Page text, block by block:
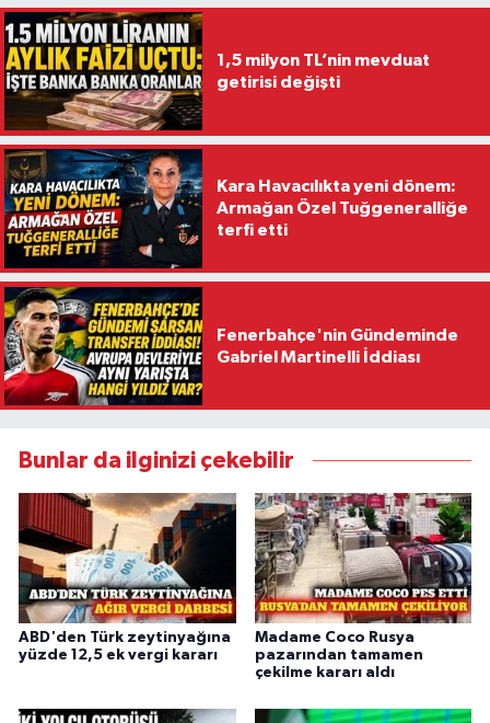
1,5 milyon TL’nin mevduat
getirisi değişti
Kara Havacılıkta yeni dönem:
Armağan Özel Tuğgeneralliğe
terfi etti
Fenerbahçe'nin Gündeminde
Gabriel Martinelli İddiası
Bunlar da ilginizi çekebilir
ABD'den Türk zeytinyağına
yüzde 12,5 ek vergi kararı
Madame Coco Rusya
pazarından tamamen
çekilme kararı aldı